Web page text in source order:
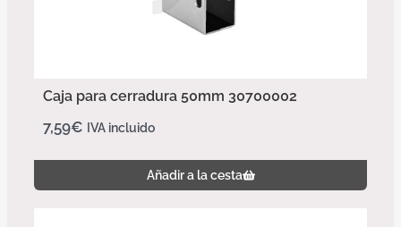
Caja para cerradura 50mm 30700002
7,59€ IVA incluido
Añadir a la cesta